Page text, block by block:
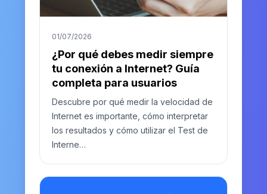
01/07/2026
¿Por qué debes medir siempre
tu conexión a Internet? Guía
completa para usuarios
Descubre por qué medir la velocidad de
Internet es importante, cómo interpretar
los resultados y cómo utilizar el Test de
Interne…